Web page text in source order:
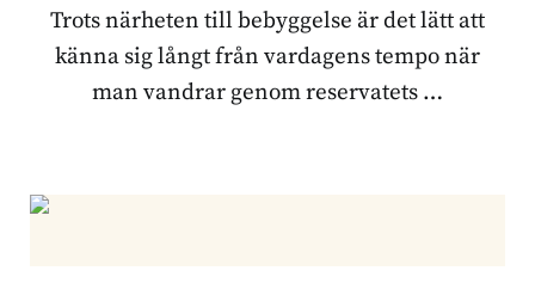
Trots närheten till bebyggelse är det lätt att
känna sig långt från vardagens tempo när
man vandrar genom reservatets …